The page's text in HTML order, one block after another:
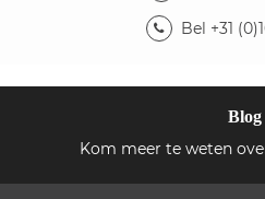
Bel +31
Blog
Kom meer te weten